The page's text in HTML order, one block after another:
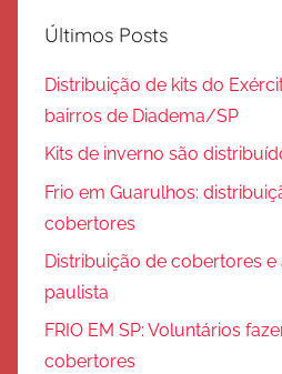
Últimos Posts
Distribuição de kits do
bairros de Diadema/SP
Kits de inverno são
Frio em Guarulhos:
cobertores
Distribuição de cobertores
paulista
FRIO EM SP: Voluntários
cobertores